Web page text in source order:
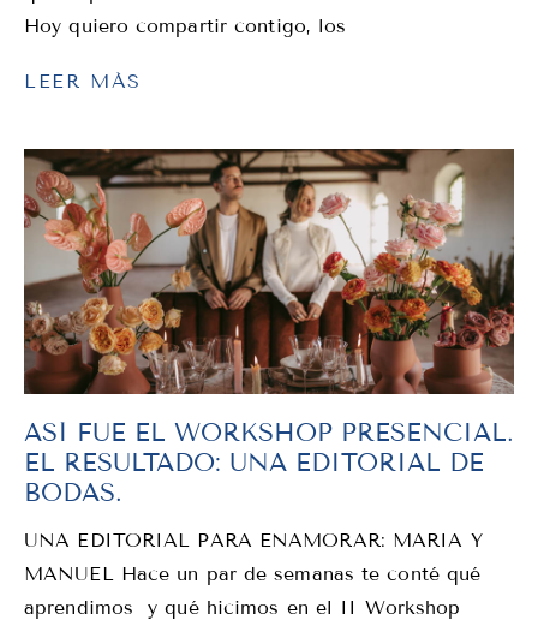
Hoy quiero compartir contigo, los
LEER MÁS
ASÍ FUE EL WORKSHOP PRESENCIAL.
EL RESULTADO: UNA EDITORIAL DE
BODAS.
UNA EDITORIAL PARA ENAMORAR: MARIA Y
MANUEL Hace un par de semanas te conté qué
aprendimos y qué hicimos en el II Workshop